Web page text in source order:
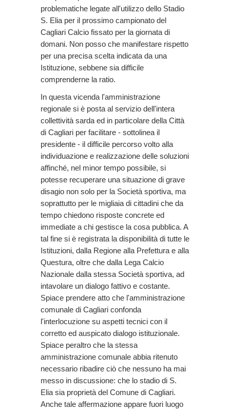
problematiche legate all'utilizzo dello Stadio
S. Elia per il prossimo campionato del
Cagliari Calcio fissato per la giornata di
domani. Non posso che manifestare rispetto
per una precisa scelta indicata da una
Istituzione, sebbene sia difficile
comprenderne la ratio.
In questa vicenda l'amministrazione
regionale si è posta al servizio dell'intera
collettività sarda ed in particolare della Città
di Cagliari per facilitare - sottolinea il
presidente - il difficile percorso volto alla
individuazione e realizzazione delle soluzioni
affinché, nel minor tempo possibile, si
potesse recuperare una situazione di grave
disagio non solo per la Società sportiva, ma
soprattutto per le migliaia di cittadini che da
tempo chiedono risposte concrete ed
immediate a chi gestisce la cosa pubblica. A
tal fine si è registrata la disponibilità di tutte le
Istituzioni, dalla Regione alla Prefettura e alla
Questura, oltre che dalla Lega Calcio
Nazionale dalla stessa Società sportiva, ad
intavolare un dialogo fattivo e costante.
Spiace prendere atto che l'amministrazione
comunale di Cagliari confonda
l'interlocuzione su aspetti tecnici con il
corretto ed auspicato dialogo istituzionale.
Spiace peraltro che la stessa
amministrazione comunale abbia ritenuto
necessario ribadire ciò che nessuno ha mai
messo in discussione: che lo stadio di S.
Elia sia proprietà del Comune di Cagliari.
Anche tale affermazione appare fuori luogo